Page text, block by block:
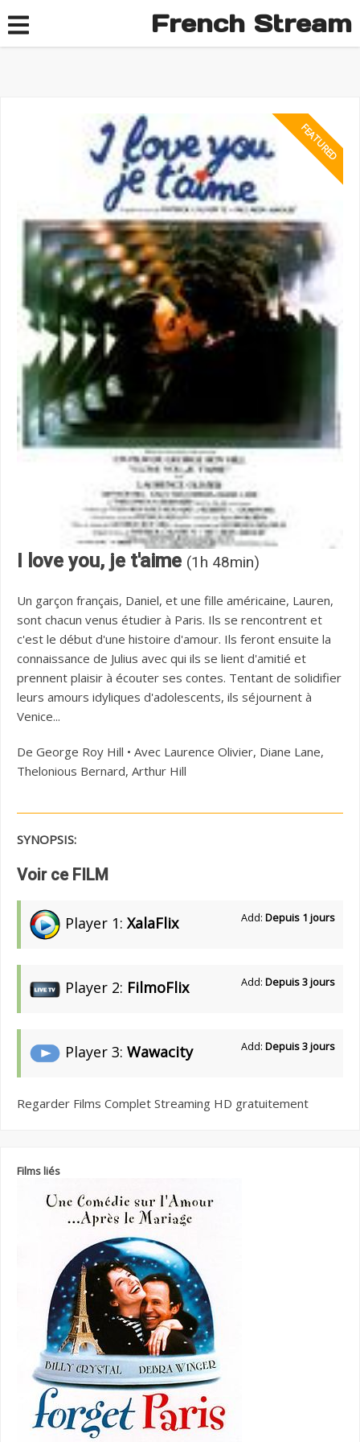
French Stream
I love you, je t'aime (1h 48min)
Un garçon français, Daniel, et une fille américaine, Lauren,
sont chacun venus étudier à Paris. Ils se rencontrent et
c'est le début d'une histoire d'amour. Ils feront ensuite la
connaissance de Julius avec qui ils se lient d'amitié et
prennent plaisir à écouter ses contes. Tentant de solidifier
leurs amours idyliques d'adolescents, ils séjournent à
Venice...
De George Roy Hill • Avec Laurence Olivier, Diane Lane,
Thelonious Bernard, Arthur Hill
SYNOPSIS:
Voir ce FILM
Player 1: XalaFlix Add: Depuis 1 jours
Player 2: FilmoFlix Add: Depuis 3 jours
Player 3: Wawacity Add: Depuis 3 jours
Regarder Films Complet Streaming HD gratuitement
Films liés